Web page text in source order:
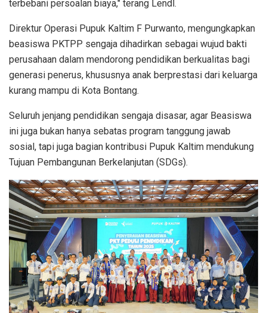
terbebani persoalan biaya," terang Lendl.
Direktur Operasi Pupuk Kaltim F Purwanto, mengungkapkan
beasiswa PKTPP sengaja dihadirkan sebagai wujud bakti
perusahaan dalam mendorong pendidikan berkualitas bagi
generasi penerus, khususnya anak berprestasi dari keluarga
kurang mampu di Kota Bontang.
Seluruh jenjang pendidikan sengaja disasar, agar Beasiswa
ini juga bukan hanya sebatas program tanggung jawab
sosial, tapi juga bagian kontribusi Pupuk Kaltim mendukung
Tujuan Pembangunan Berkelanjutan (SDGs).